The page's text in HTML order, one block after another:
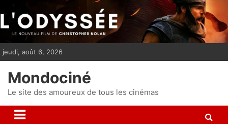
i
p
t
n
jeudi, août 6, 2026
Mondociné
Le site des amoureux de tous les cinémas